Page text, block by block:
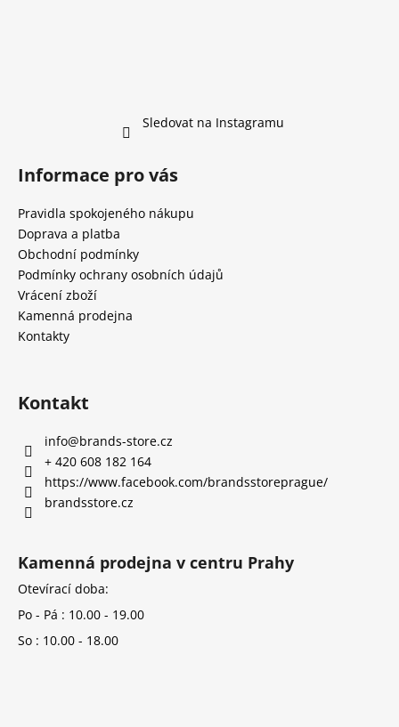
Sledovat na Instagramu
Informace pro vás
Pravidla spokojeného nákupu
Doprava a platba
Obchodní podmínky
Podmínky ochrany osobních údajů
Vrácení zboží
Kamenná prodejna
Kontakty
Kontakt
info@brands-store.cz
+ 420 608 182 164
https://www.facebook.com/brandsstoreprague/
brandsstore.cz
Kamenná prodejna v centru Prahy
Otevírací doba:
Po - Pá : 10.00 - 19.00
So : 10.00 - 18.00